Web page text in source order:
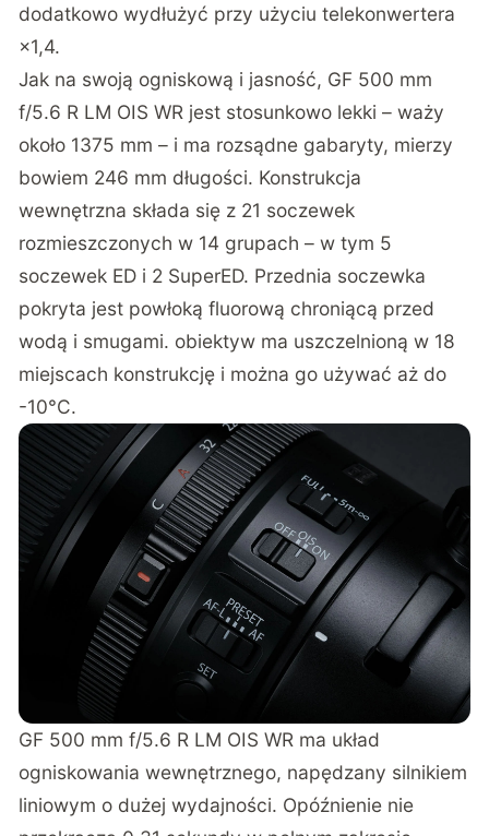
dodatkowo wydłużyć przy użyciu telekonwertera
×1,4.
Jak na swoją ogniskową i jasność, GF 500 mm
f/5.6 R LM OIS WR jest stosunkowo lekki – waży
około 1375 mm – i ma rozsądne gabaryty, mierzy
bowiem 246 mm długości. Konstrukcja
wewnętrzna składa się z 21 soczewek
rozmieszczonych w 14 grupach – w tym 5
soczewek ED i 2 SuperED. Przednia soczewka
pokryta jest powłoką fluorową chroniącą przed
wodą i smugami. obiektyw ma uszczelnioną w 18
miejscach konstrukcję i można go używać aż do
-10°C.
GF 500 mm f/5.6 R LM OIS WR ma układ
ogniskowania wewnętrznego, napędzany silnikiem
liniowym o dużej wydajności. Opóźnienie nie